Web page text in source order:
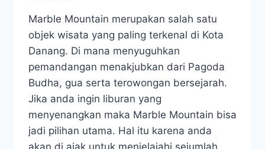
Marble Mountain merupakan salah satu
objek wisata yang paling terkenal di Kota
Danang. Di mana menyuguhkan
pemandangan menakjubkan dari Pagoda
Budha, gua serta terowongan bersejarah.
Jika anda ingin liburan yang
menyenangkan maka Marble Mountain bisa
jadi pilihan utama. Hal itu karena anda
akan di ajak untuk menjelajahi sejumlah